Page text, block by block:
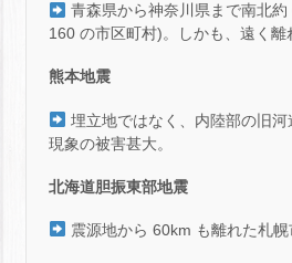
青森県から神奈川県まで南北
160 の市区町村)。しかも、遠く離
熊本地震
埋立地ではなく、内陸部の旧
現象の被害甚大。
北海道胆振東部地震
震源地から 60km も離れた札